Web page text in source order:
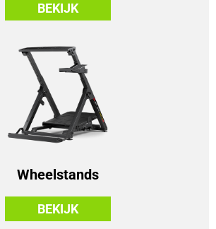
BEKIJK
Wheelstands
BEKIJK